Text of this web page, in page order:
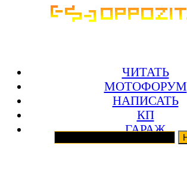
ЧИТАТЬ
МОТОФОРУМ
НАПИСАТЬ
КП
ГАРАЖ